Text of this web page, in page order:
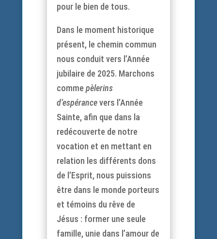
pour le bien de tous.
Dans le moment historique
présent, le chemin commun
nous conduit vers l’Année
jubilaire de 2025. Marchons
comme pèlerins
d’espérance vers l’Année
Sainte, afin que dans la
redécouverte de notre
vocation et en mettant en
relation les différents dons
de l’Esprit, nous puissions
être dans le monde porteurs
et témoins du rêve de
Jésus : former une seule
famille, unie dans l’amour de